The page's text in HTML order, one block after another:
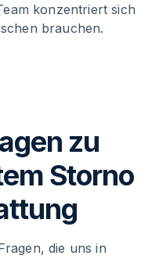
konzentriert sich
brauchen.
zu
Storno
die uns in